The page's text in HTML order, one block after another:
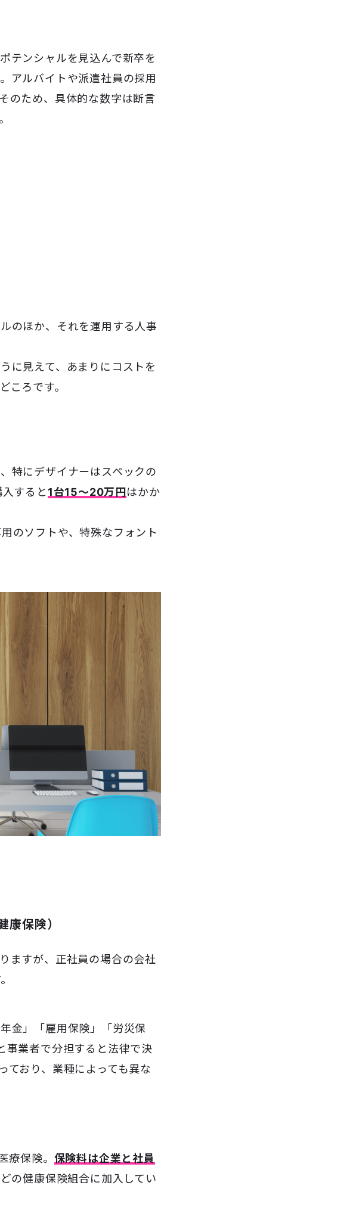
テンシャルを見込んで新卒を
。アルバイトや派遣社員の採用
のため、具体的な数字は断言
のほか、それを運用する人事
に見えて、あまりにコストを
ころです。
特にデザイナーはスペックの
すると 1台15〜20万円はかか
のソフトや、特殊なフォント
康保険）
ますが、正社員の場合の会社
金」「雇用保険」「労災保
事業者で分担すると法律で決
ており、業種によっても異な
療保険。 保険料は企業と社員
の健康保険組合に加入してい